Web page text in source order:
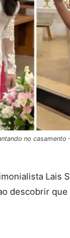
no
Lais
descobrir